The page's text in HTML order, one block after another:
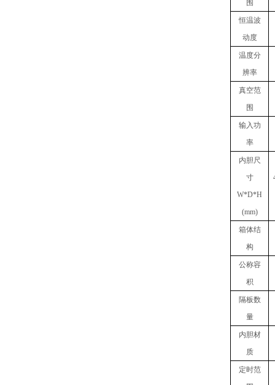
围
恒温波
动度
温度分
辨率
真空范
围
输入功
率
内胆尺
寸
W*D*H
(mm)
箱体结
构
公称容
积
隔板数
量
内胆材
质
定时范